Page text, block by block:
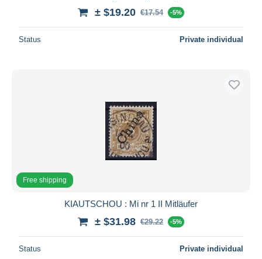
± $19.20 €17.54 -5%
Status Private individual
Free shipping
KIAUTSCHOU : Mi nr 1 II Mitläufer
± $31.98 €29.22 -5%
Status Private individual